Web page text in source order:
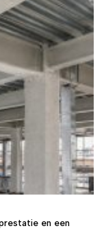
en een